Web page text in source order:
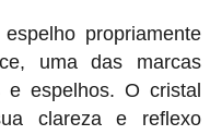
propriamente
uma das marcas
espelhos. O cristal
clareza e reflexo